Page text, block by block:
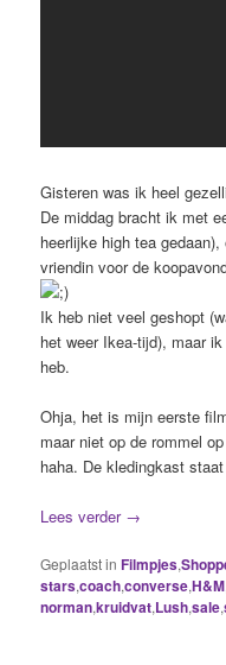
Gisteren was ik heel
De middag bracht ik met
heerlijke high tea
vriendin voor de
Ik heb niet veel geshopt
het weer Ikea-tijd), maar
heb.
Ohja, het is mijn eerste
maar niet op de rommel
haha. De kledingkast
Lees verder →
Geplaatst in Filmpjes,
stars,coach,converse,H&M
norman,kruidvat,Lush,sale,